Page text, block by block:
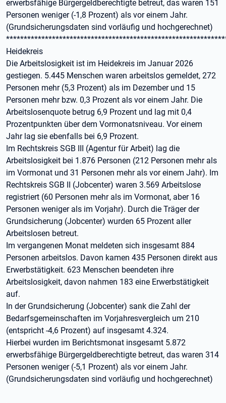
erwerbsfähige Bürgergeldberechtigte betreut, das waren 151
Personen weniger (-1,8 Prozent) als vor einem Jahr.
(Grundsicherungsdaten sind vorläufig und hochgerechnet)
Heidekreis
Die Arbeitslosigkeit ist im Heidekreis im Januar 2026
gestiegen. 5.445 Menschen waren arbeitslos gemeldet, 272
Personen mehr (5,3 Prozent) als im Dezember und 15
Personen mehr bzw. 0,3 Prozent als vor einem Jahr. Die
Arbeitslosenquote betrug 6,9 Prozent und lag mit 0,4
Prozentpunkten über dem Vormonatsniveau. Vor einem
Jahr lag sie ebenfalls bei 6,9 Prozent.
Im Rechtskreis SGB III (Agentur für Arbeit) lag die
Arbeitslosigkeit bei 1.876 Personen (212 Personen mehr als
im Vormonat und 31 Personen mehr als vor einem Jahr). Im
Rechtskreis SGB II (Jobcenter) waren 3.569 Arbeitslose
registriert (60 Personen mehr als im Vormonat, aber 16
Personen weniger als im Vorjahr). Durch die Träger der
Grundsicherung (Jobcenter) wurden 65 Prozent aller
Arbeitslosen betreut.
Im vergangenen Monat meldeten sich insgesamt 884
Personen arbeitslos. Davon kamen 435 Personen direkt aus
Erwerbstätigkeit. 623 Menschen beendeten ihre
Arbeitslosigkeit, davon nahmen 183 eine Erwerbstätigkeit
auf.
In der Grundsicherung (Jobcenter) sank die Zahl der
Bedarfsgemeinschaften im Vorjahresvergleich um 210
(entspricht -4,6 Prozent) auf insgesamt 4.324.
Hierbei wurden im Berichtsmonat insgesamt 5.872
erwerbsfähige Bürgergeldberechtigte betreut, das waren 314
Personen weniger (-5,1 Prozent) als vor einem Jahr.
(Grundsicherungsdaten sind vorläufig und hochgerechnet)